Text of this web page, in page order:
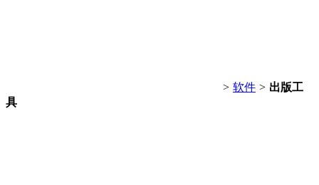
> 软件 > 出版工
具